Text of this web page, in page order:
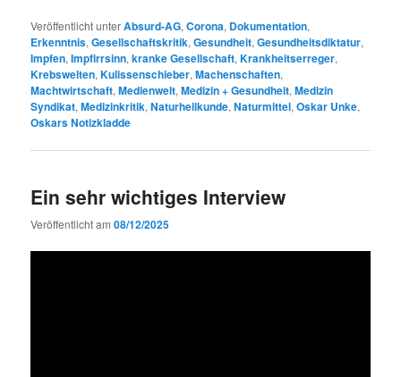
Veröffentlicht unterAbsurd-AG,Corona, Dokumentation,
Erkenntnis,Gesellschaftskritik,Gesundheit,Gesundheitsdiktatur,
Impfen,Impfirrsinn,kranke Gesellschaft,Krankheitserreger,
Krebswelten,Kulissenschieber,Machenschaften,
Machtwirtschaft,Medienwelt,Medizin + Gesundheit,Medizin
Syndikat,Medizinkritik,Naturheilkunde,Naturmittel,Oskar Unke,
Oskars Notizkladde
Ein sehr wichtiges Interview
Veröffentlicht am08/12/2025